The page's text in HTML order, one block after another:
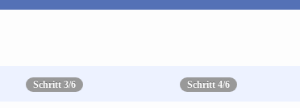
Schritt 3/6 Schritt 4/6